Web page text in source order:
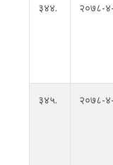
३४४. २०७८-
३४५. २०७८-